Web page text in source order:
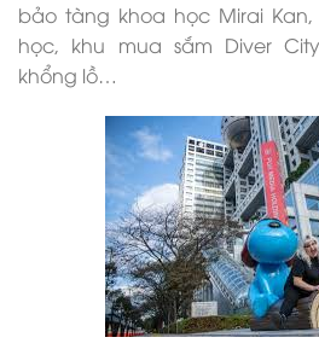
bảo tàng khoa học Mirai
học, khu mua sắm Diver
khổng lồ…